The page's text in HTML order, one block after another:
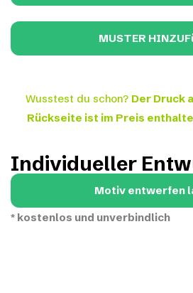
Wusstest du schon? Der Druck
Rückseite ist im Preis
Individueller
Motiv entwerfen
* kostenlos und unverbindlich